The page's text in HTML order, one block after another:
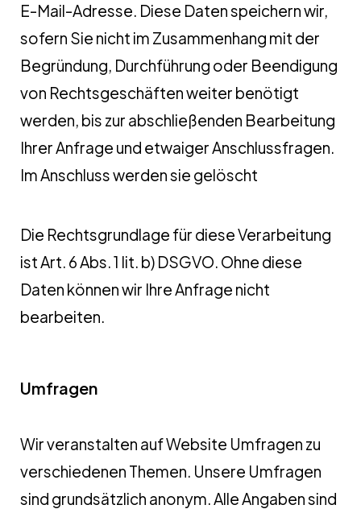
E-Mail-Adresse. Diese Daten speichern wir,
sofern Sie nicht im Zusammenhang mit der
Begründung, Durchführung oder Beendigung
von Rechtsgeschäften weiter benötigt
werden, bis zur abschließenden Bearbeitung
Ihrer Anfrage und etwaiger Anschlussfragen.
Im Anschluss werden sie gelöscht
Die Rechtsgrundlage für diese Verarbeitung
ist Art. 6 Abs. 1 lit. b) DSGVO. Ohne diese
Daten können wir Ihre Anfrage nicht
bearbeiten.
Umfragen
Wir veranstalten auf Website Umfragen zu
verschiedenen Themen. Unsere Umfragen
sind grundsätzlich anonym. Alle Angaben sind